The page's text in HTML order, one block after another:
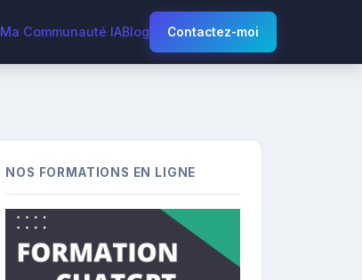
Ma Communauté IABlog Contactez-moi
NOS FORMATIONS EN LIGNE